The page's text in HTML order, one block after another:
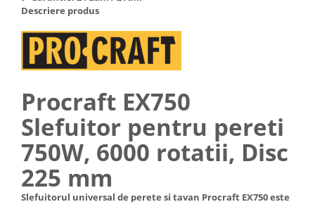
Nivela de masurat
Pistoale de impact electrice si
pneumatice
Prelungitoare
Polizoare electrice de banc si
unghiulare
Rindele si freze pentru lemn
Redresoare auto - roboti de
pornire
Hote Telescopice
Hote Traditionale
Hote Incorporabile
Hote Country
Hote Cupolare
Accesorii, consumabile hote
Masini de tocat carne
Masini de carnati ( CARNATARI )
Masini de spalat vase
Descriere produs
Procraft EX750
Slefuitor pentru pereti
750W, 6000 rotatii, Disc
225 mm
Slefuitorul universal de perete si tavan Procraft EX750 este